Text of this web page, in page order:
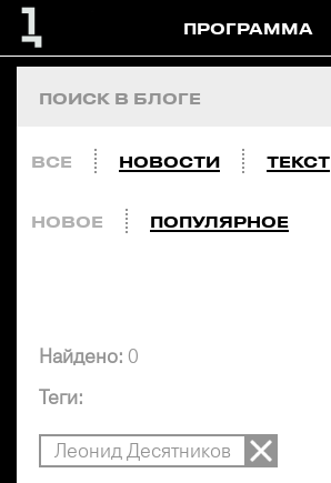
ПРОГРАММА
ВСЕ НОВОСТИ ТЕКСТ
НОВОЕ ПОПУЛЯРНОЕ
Найдено: 0
Теги:
Леонид Десятников